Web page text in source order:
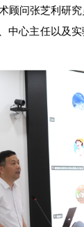
顾问张芝利研
中心主任以及